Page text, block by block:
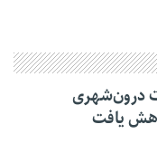
درون‌شهری